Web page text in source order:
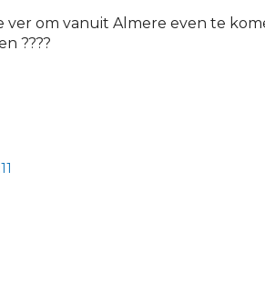
ver om vanuit Almere even te
????